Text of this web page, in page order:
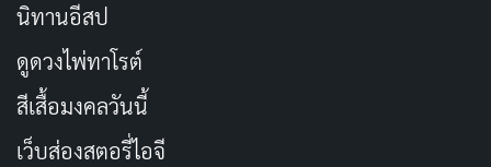
จุดยืนทางศีลธรรมที่ชัดเจน แต่ในทางกลับกัน เมื่อเขาตก
เป็นผู้ต้องสงสัยในคดีลักพาตัวภรรยาตัวเอง นัมกุงมินก็แสดง
ให้เห็นถึงความเปราะบางและสิ้นหวังที่กำลังกัดกินตัวละคร
จากภายใน
นิทานอีสป
ดูดวงไพ่ทาโรต์
สีเสื้อมงคลวันนี้
เว็บส่องสตอรี่ไอจี